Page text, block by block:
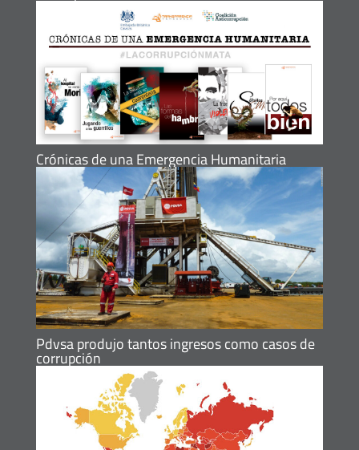
Crónicas de una Emergencia Humanitaria
Pdvsa produjo tantos ingresos como casos de
corrupción